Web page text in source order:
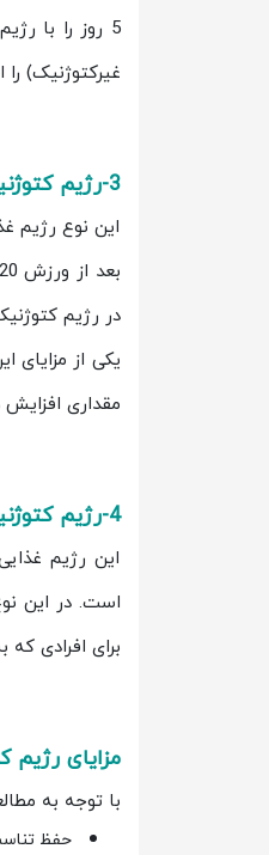
غیرکتوژنیک)
3-رژیم کتوژنیک هدفمند
این نوع رژیم
در رژیم کتوژنیک
یکی از مزایای
مقداری
4-رژیم کتوژنیک با پروتئین بالا
این رژیم
برای افرادی
مزایای رژیم
با توجه به
حفظ